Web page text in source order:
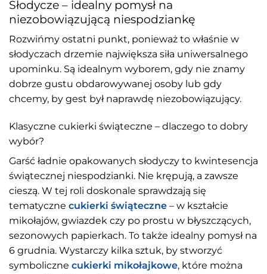
Słodycze – idealny pomysł na
niezobowiązującą niespodziankę
Rozwińmy ostatni punkt, ponieważ to właśnie w
słodyczach drzemie największa siła uniwersalnego
upominku. Są idealnym wyborem, gdy nie znamy
dobrze gustu obdarowywanej osoby lub gdy
chcemy, by gest był naprawdę niezobowiązujący.
Klasyczne cukierki świąteczne – dlaczego to dobry
wybór?
Garść ładnie opakowanych słodyczy to kwintesencja
świątecznej niespodzianki. Nie krępują, a zawsze
cieszą. W tej roli doskonale sprawdzają się
tematyczne cukierki świąteczne – w kształcie
mikołajów, gwiazdek czy po prostu w błyszczących,
sezonowych papierkach. To także idealny pomysł na
6 grudnia. Wystarczy kilka sztuk, by stworzyć
symboliczne cukierki mikołajkowe, które można